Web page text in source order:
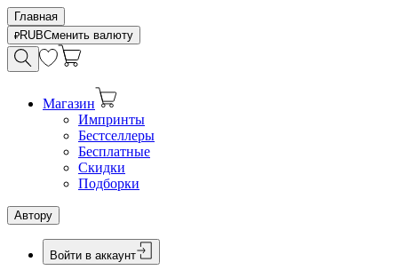
Главная
RUBСменить валюту
Магазин
Импринты
Бестселлеры
Бесплатные
Скидки
Подборки
Автору
Войти в аккаунт